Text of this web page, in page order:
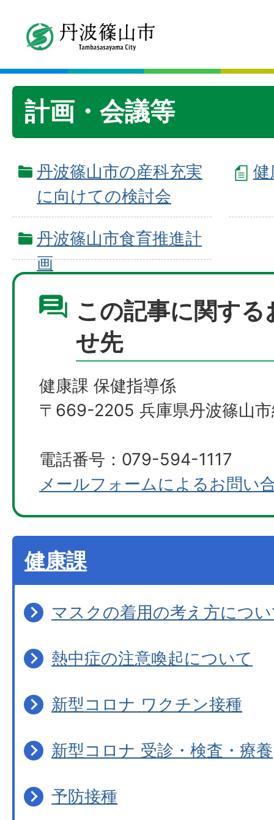
計画・会議等
丹波篠山市の産科充実
に向けての検討会
健
丹波篠山市食育推進計
画
この記事に関する
せ先
健康課 保健指導係
〒669-2205 兵庫県丹波篠山
電話番号：079-594-1117
メールフォームによるお問い
健康課
マスクの着用の考え方につ
熱中症の注意喚起について
新型コロナ ワクチン接種
新型コロナ 受診・検査・療養
予防接種